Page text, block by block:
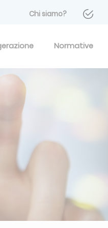
Chi siamo?
Normative